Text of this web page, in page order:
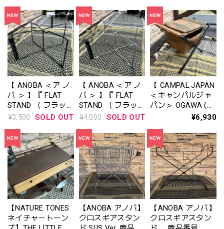
【 ANOBA ＜ア ノ
バ ＞ 】『 FLAT
STAND （ フラッ
トスタンド ) 200
¥3,500 SOLD OUT
【 ANOBA ＜ア ノ
バ ＞ 】『 FLAT
STAND （ フラッ
トスタンド ) 200
¥4,000 SOLD OUT
【 CAMPAL JAPAN
＜キャンパルジャ
パン＞ OGAWA (オ
ガワ）】Stool（ス
1997000000
¥6,930
【NATURE TONES
ネイチャートーン
【ANOBA アノバ】
クロスギアスタン
【ANOBA アノバ】
クロスギアスタン